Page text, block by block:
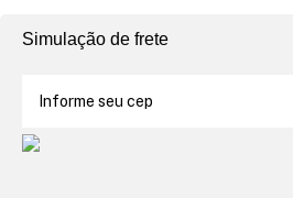
Simulação de frete